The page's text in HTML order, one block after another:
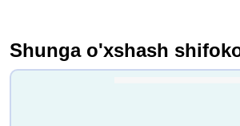
Shunga o'xshash